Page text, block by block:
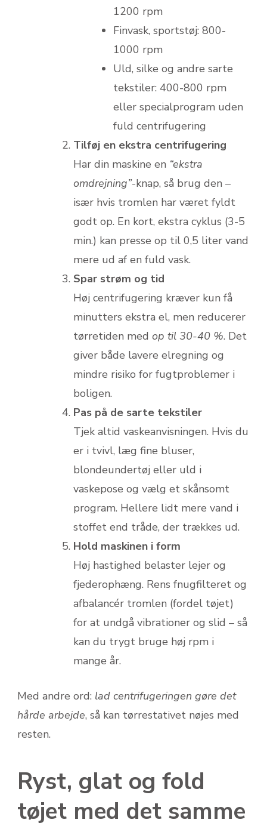
1200 rpm
Finvask, sportstøj: 800-
1000 rpm
Uld, silke og andre sarte
tekstiler: 400-800 rpm
eller specialprogram uden
fuld centrifugering
Tilføj en ekstra centrifugering
Har din maskine en “ekstra
omdrejning”-knap, så brug den –
især hvis tromlen har været fyldt
godt op. En kort, ekstra cyklus (3-5
min.) kan presse op til 0,5 liter vand
mere ud af en fuld vask.
Spar strøm og tid
Høj centrifugering kræver kun få
minutters ekstra el, men reducerer
tørretiden med op til 30-40 %. Det
giver både lavere elregning og
mindre risiko for fugtproblemer i
boligen.
Pas på de sarte tekstiler
Tjek altid vaskeanvisningen. Hvis du
er i tvivl, læg fine bluser,
blondeundertøj eller uld i
vaskepose og vælg et skånsomt
program. Hellere lidt mere vand i
stoffet end tråde, der trækkes ud.
Hold maskinen i form
Høj hastighed belaster lejer og
fjederophæng. Rens fnugfilteret og
afbalancér tromlen (fordel tøjet)
for at undgå vibrationer og slid – så
kan du trygt bruge høj rpm i
mange år.
Med andre ord: lad centrifugeringen gøre det
hårde arbejde, så kan tørrestativet nøjes med
resten.
Ryst, glat og fold
tøjet med det samme